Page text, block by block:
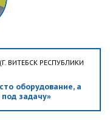
ВИТЕБСК РЕСПУБЛИКИ
оборудование, а
задачу»